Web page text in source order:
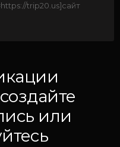
trip20.us]сайт
или